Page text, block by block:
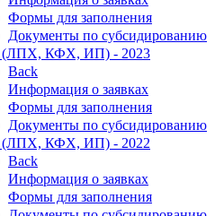
Формы для заполнения
Документы по субсидированию
(ЛПХ, КФХ, ИП) - 2023
Back
Информация о заявках
Формы для заполнения
Документы по субсидированию
(ЛПХ, КФХ, ИП) - 2022
Back
Информация о заявках
Формы для заполнения